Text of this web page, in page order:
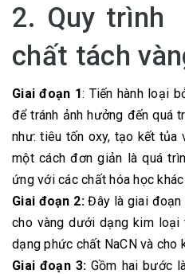
2. Quy trình
chất tách
Giai đoạn 1: Tiến hành loại
để tránh ảnh hưởng đến quá
như: tiêu tốn oxy, tạo kết tủa
một cách đơn giản là quá
ứng với các chất hóa học
Giai đoạn 2:Đây là giai đoạn
cho vàng dưới dạng kim
dạng phức chất NaCN và cho
Giai đoạn 3: Gồm hai bước